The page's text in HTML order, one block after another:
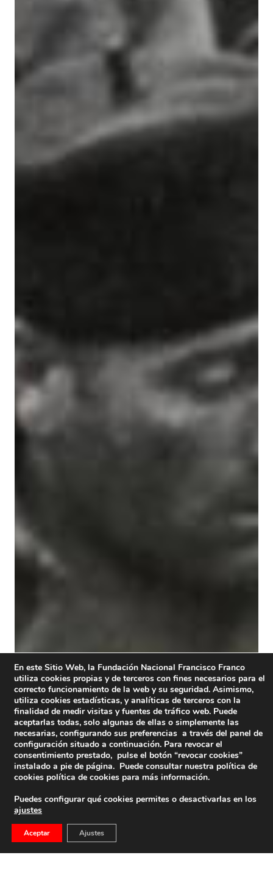
Fernández-Capalleja, Un General Para El Siglo XXI,
En este Sitio Web, la Fundación Nacional Francisco Franco
utiliza cookies propias y de terceros con fines necesarios para el
correcto funcionamiento de la web y su seguridad. Asimismo,
utiliza cookies estadísticas, y analíticas de terceros con la
finalidad de medir visitas y fuentes de tráfico web. Puede
aceptarlas todas, solo algunas de ellas o simplemente las
necesarias, configurando sus preferencias a través del panel de
configuración situado a continuación. Para revocar el
consentimiento prestado, pulse el botón “revocar cookies”
instalado a pie de página. Puede consultar nuestra política de
cookies política de cookies para más información.
Puedes configurar qué cookies permites o desactivarlas en los
ajustes
Aceptar Ajustes